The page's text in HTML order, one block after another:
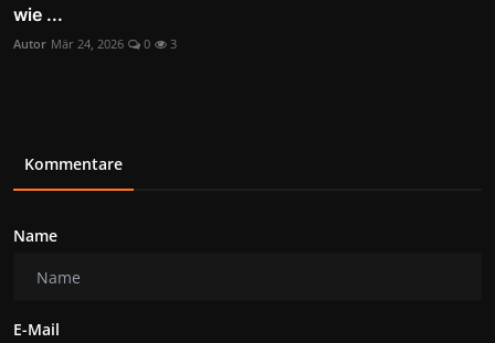
wie ...
Autor Mär 24, 2026 0 3
Kommentare
Name
E-Mail